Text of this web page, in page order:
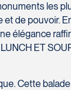
les
de pouvoir.
élégance
ET
Cette